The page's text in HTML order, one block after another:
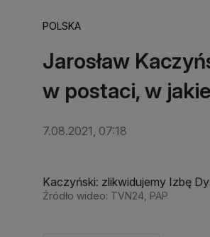
POLSKA
Jarosław
w postaci, w
7.08.2021, 07:18
Kaczyński: zlikwidujemy Izbę
Źródło wideo: TVN24, PAP